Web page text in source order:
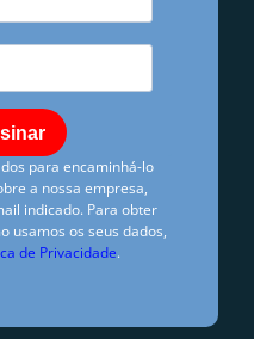
para encaminhá-lo
a nossa empresa,
indicado. Para obter
usamos os seus dados,
de Privacidade.